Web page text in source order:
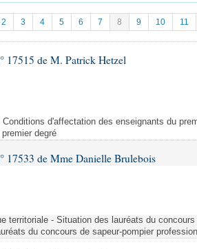
des lois
des lois
de l'Assemblée ... )
d'accès
droit
2 3 4 5 6 7 8 9 10 11
17515 de M. Patrick Hetzel
Conditions d'affectation des enseignants du
degré
17533 de Mme Danielle Brulebois
territoriale - Situation des lauréats du
du concours de sapeur-pompier